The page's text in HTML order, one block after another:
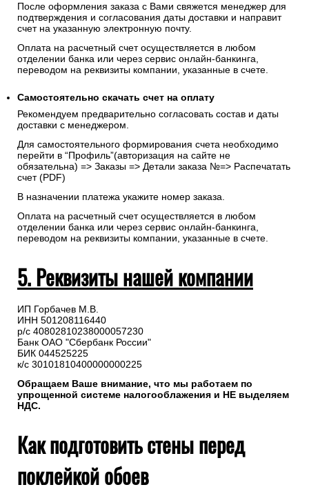
После оформления заказа с Вами свяжется менеджер для
подтверждения и согласования даты доставки и направит
счет на указанную электронную почту.
Оплата на расчетный счет осуществляется в любом
отделении банка или через сервис онлайн-банкинга,
переводом на реквизиты компании, указанные в счете.
Самостоятельно скачать счет на оплату
Рекомендуем предварительно согласовать состав и даты
доставки с менеджером.
Для самостоятельного формирования счета необходимо
перейти в “Профиль”(авторизация на сайте не
обязательна) => Заказы => Детали заказа №=> Распечатать
счет (PDF)
В назначении платежа укажите номер заказа.
Оплата на расчетный счет осуществляется в любом
отделении банка или через сервис онлайн-банкинга,
переводом на реквизиты компании, указанные в счете.
5. Реквизиты нашей компании
ИП Горбачев М.В.
ИНН 501208116440
р/с 40802810238000057230
Банк ОАО "Сбербанк России"
БИК 044525225
к/с 30101810400000000225
Обращаем Ваше внимание, что мы работаем по
упрощенной системе налогооблажения и НЕ выделяем
НДС.
Как подготовить стены перед
поклейкой обоев